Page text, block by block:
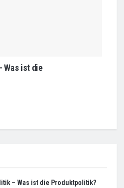
Was ist die
– Was ist die Produktpolitik?